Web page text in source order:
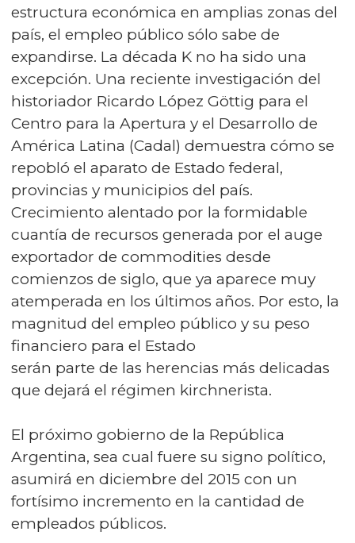
estructura económica en amplias zonas del
país, el empleo público sólo sabe de
expandirse. La década K no ha sido una
excepción. Una reciente investigación del
historiador Ricardo López Göttig para el
Centro para la Apertura y el Desarrollo de
América Latina (Cadal) demuestra cómo se
repobló el aparato de Estado federal,
provincias y municipios del país.
Crecimiento alentado por la formidable
cuantía de recursos generada por el auge
exportador de commodities desde
comienzos de siglo, que ya aparece muy
atemperada en los últimos años. Por esto, la
magnitud del empleo público y su peso
financiero para el Estado
serán parte de las herencias más delicadas
que dejará el régimen kirchnerista.
El próximo gobierno de la República
Argentina, sea cual fuere su signo político,
asumirá en diciembre del 2015 con un
fortísimo incremento en la cantidad de
empleados públicos.